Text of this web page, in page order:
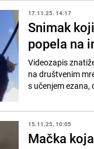
17.11.25. 14:17
Snimak
popela na
Videozapis
na društvenim
s učenjem ezana,
15.11.25. 10:05
Mačka